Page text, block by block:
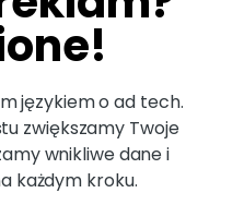
językiem o ad tech.
zwiększamy Twoje
wnikliwe dane i
każdym kroku.